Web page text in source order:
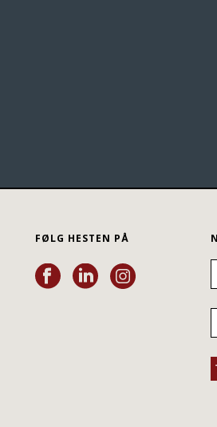
FØLG HESTEN PÅ